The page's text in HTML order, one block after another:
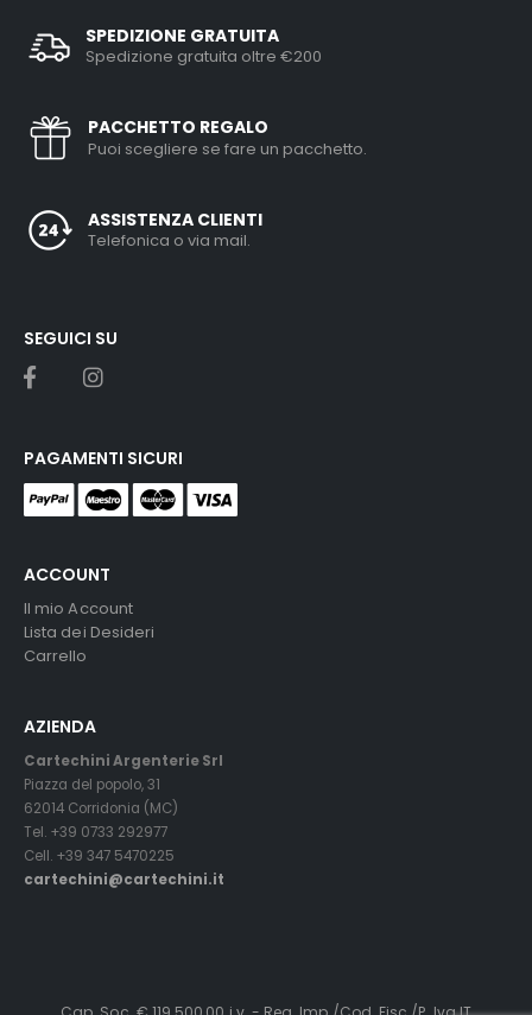
SPEDIZIONE GRATUITA
Spedizione gratuita oltre €200
PACCHETTO REGALO
Puoi scegliere se fare un pacchetto.
ASSISTENZA CLIENTI
Telefonica o via mail.
ACCOUNT
Il mio Account
Lista dei Desideri
Carrello
AZIENDA
Cartechini Argenterie Srl
Piazza del popolo, 31
62014 Corridonia (MC)
Tel. +39 0733 292977
Cell. +39 347 5470225
cartechini@cartechini.it
SEGUICI SU
PAGAMENTI SICURI